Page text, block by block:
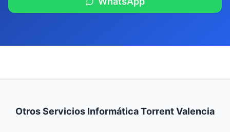
Otros Servicios Informática Torrent Valencia